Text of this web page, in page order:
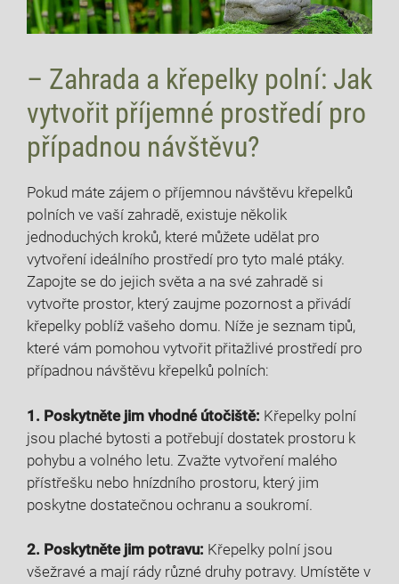
– Zahrada a křepelky polní: Jak
vytvořit příjemné prostředí pro
případnou návštěvu?
Pokud máte zájem o příjemnou návštěvu křepelků
polních ve vaší zahradě, existuje několik
jednoduchých kroků, které můžete udělat pro
vytvoření ideálního prostředí pro tyto malé ptáky.
Zapojte se do jejich světa a na své zahradě si
vytvořte prostor, který zaujme pozornost a přivádí
křepelky poblíž vašeho domu. Níže je seznam tipů,
které vám pomohou vytvořit přitažlivé prostředí pro
případnou návštěvu křepelků polních:
1. Poskytněte jim vhodné útočiště: Křepelky polní
jsou plaché bytosti a potřebují dostatek prostoru k
pohybu a volného letu. Zvažte vytvoření malého
přístřešku nebo hnízdního prostoru, který jim
poskytne dostatečnou ochranu a soukromí.
2. Poskytněte jim potravu: Křepelky polní jsou
všežravé a mají rády různé druhy potravy. Umístěte v